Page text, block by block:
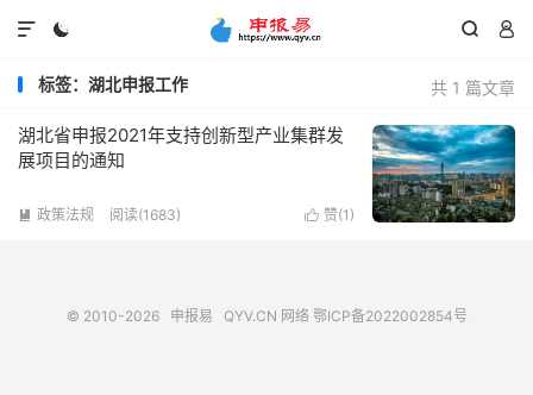
  

共 1 篇文章
标签：湖北申报工作
湖北省申报2021年支持创新型产业集群发
展项目的通知
 赞(1 )
 政策法规 阅读(1683)
© 2010-2026 申报易 QYV.CN 网络 鄂ICP备2022002854号